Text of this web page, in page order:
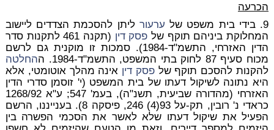
הכרעה
9. בידי בית משפט של
ערעור ליתן להסכמת הצדדים ליישוב
המחלוקת ביניהם תוקף של פסק דין
(תקנה 461 לתקנות סדר
הדין האזרחי, התשמ"ד-1984). סמכות זו מוקנית גם לרשם
מכוח סעיף 87 לחוק בתי המשפט, התשמ"ד-1984. ה
החלטה
להקנות להסכם תוקף שלפסק דין אינה מהלך אוטומטי, אלא
היא נתונה לשיקול דעתו של בית המשפט (י' זוסמן סדרי הדין
האזרחי (מהדורה שביעית, תשנ"ה), בעמ' 547; ע"א 1268/92
כראדי נ' רובין, תק-על 93(4) 246, פיסקה 8). בענייננו, הרשם
הפעיל את שיקול דעתו שלא לאשר את הסכמי הפשרה בין